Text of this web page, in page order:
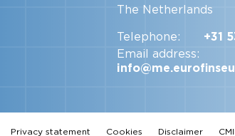
The Netherlands
Telephone:
+31
Email address:
Privacy statement Cookies Disclaimer